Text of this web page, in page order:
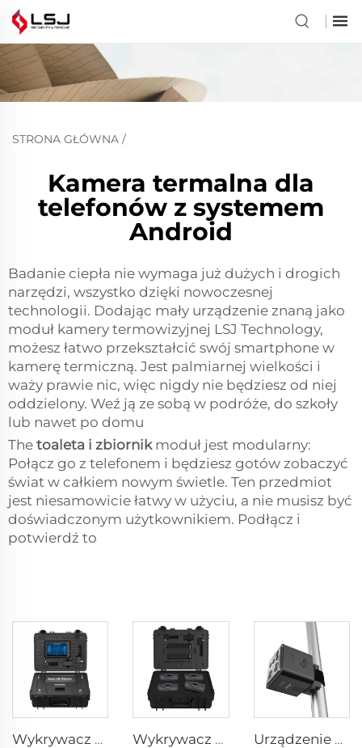
STRONA GŁÓWNA /
Kamera termalna dla
telefonów z systemem
Android
Badanie ciepła nie wymaga już dużych i drogich
narzędzi, wszystko dzięki nowoczesnej
technologii. Dodając mały urządzenie znaną jako
moduł kamery termowizyjnej LSJ Technology,
możesz łatwo przekształcić swój smartphone w
kamerę termiczną. Jest palmiarnej wielkości i
waży prawie nic, więc nigdy nie będziesz od niej
oddzielony. Weź ją ze sobą w podróże, do szkoły
lub nawet po domu
The toaleta i zbiornik moduł jest modularny:
Połącz go z telefonem i będziesz gotów zobaczyć
świat w całkiem nowym świetle. Ten przedmiot
jest niesamowicie łatwy w użyciu, a nie musisz być
doświadczonym użytkownikiem. Podłącz i
potwierdź to
Wykrywacz życia radarowy LSJ-M Wykrywacz Życia z Matrycą Radarową LSJ-ARD Urządzenie Ostrzegawcze z Systemem Stabilizacji i Ochrony LS-D01